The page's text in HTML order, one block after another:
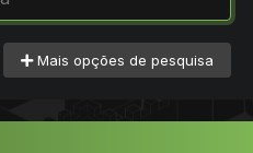
Mais opções de pesquisa